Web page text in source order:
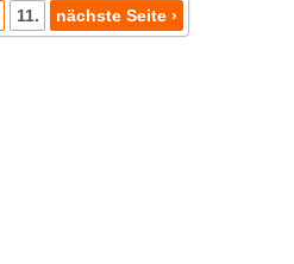
11. nächste Seite ›